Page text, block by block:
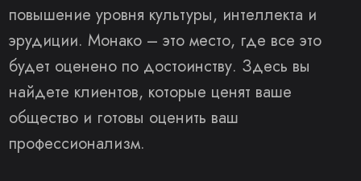
повышение уровня культуры, интеллекта и
эрудиции. Монако – это место, где все это
будет оценено по достоинству. Здесь вы
найдете клиентов, которые ценят ваше
общество и готовы оценить ваш
профессионализм.